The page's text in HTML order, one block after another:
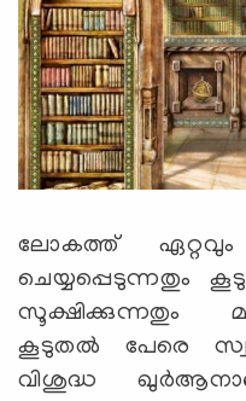
i
o
n
ലോകത്ത്‌
സൂക്ഷിക്കുന്നതും
കൂടുതല്‍ പേരെ
വിശുദ്ധ